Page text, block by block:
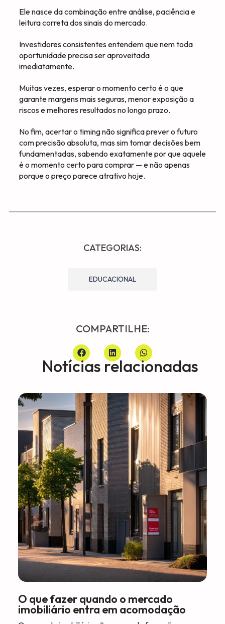
Ele nasce da combinação entre análise, paciência e
leitura correta dos sinais do mercado.
Investidores consistentes entendem que nem toda
oportunidade precisa ser aproveitada
imediatamente.
Muitas vezes, esperar o momento certo é o que
garante margens mais seguras, menor exposição a
riscos e melhores resultados no longo prazo.
No fim, acertar o timing não significa prever o futuro
com precisão absoluta, mas sim tomar decisões bem
fundamentadas, sabendo exatamente por que aquele
é o momento certo para comprar — e não apenas
porque o preço parece atrativo hoje.
CATEGORIAS:
EDUCACIONAL
COMPARTILHE:
Notícias relacionadas
O que fazer quando o mercado
imobiliário entra em acomodação